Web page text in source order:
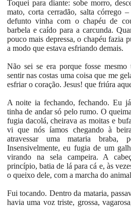
Toquei para diante: sobe morro,
mato, corta cerradão, salta córrego
defunto vinha com o chapéu de
barbela e caído para a carcunda.
pouco mais depressa, o chapéu fazia
a modo que estava esfriando demais.
Não sei se era porque fosse
sentir nas costas uma coisa que me
esfriar o coração. Jesus! que friúra
A noite ia fechando, fechando. Eu
tinha de andar só pelo rumo. O
fugia dacolá, cheirava as moitas e
vi que nós íamos chegando à
atravessar uma mataria
Insensivelmente, eu fugia de um
virando na sela campeira. A
princípio, batia de lá para cá e, às
o queixo dele, com a marcha do
Fui tocando. Dentro da mataria,
havia uma voz triste, grossa,